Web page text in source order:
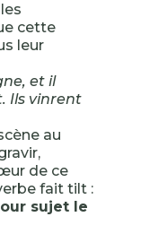
cette
leur
et il
Ils vinrent
au
de ce
fait tilt :
sujet le